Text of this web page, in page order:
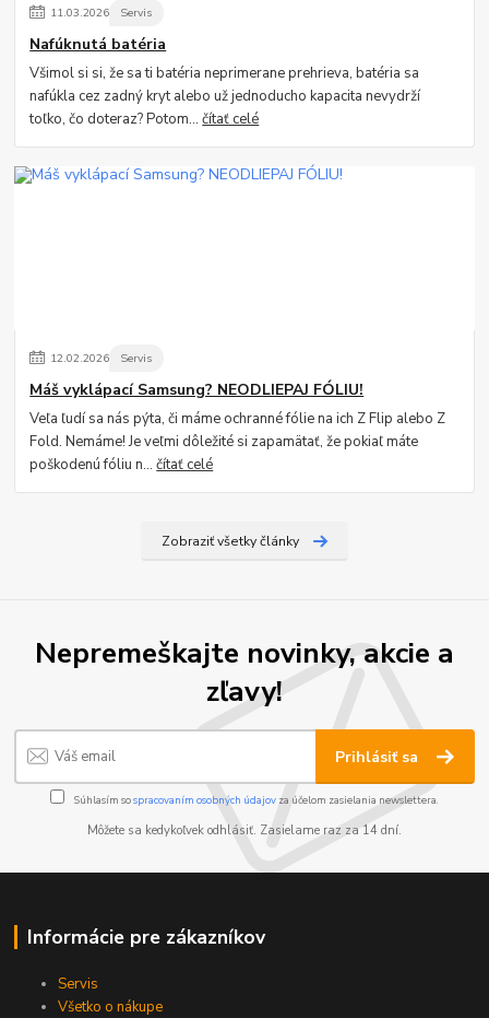
11.03.2026 Servis
Nafúknutá batéria
Všimol si si, že sa ti batéria neprimerane prehrieva, batéria sa
nafúkla cez zadný kryt alebo už jednoducho kapacita nevydrží
toľko, čo doteraz? Potom...čítať celé
12.02.2026 Servis
Máš vyklápací Samsung? NEODLIEPAJ FÓLIU!
Veľa ľudí sa nás pýta, či máme ochranné fólie na ich Z Flip alebo Z
Fold. Nemáme! Je veľmi dôležité si zapamätať, že pokiaľ máte
poškodenú fóliu n...čítať celé
Zobraziť všetky články
Nepremeškajte novinky, akcie a
zľavy!
Prihlásiť sa
Súhlasím sospracovaním osobných údajov za účelom zasielania newslettera.
Môžete sa kedykoľvek odhlásiť. Zasielame raz za 14 dní.
Informácie pre zákazníkov
Servis
Všetko o nákupe